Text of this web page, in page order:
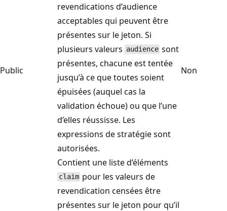
Public
revendications d’audience
acceptables qui peuvent être
présentes sur le jeton. Si
plusieurs valeurs audience sont
présentes, chacune est tentée
jusqu’à ce que toutes soient
épuisées (auquel cas la
validation échoue) ou que l’une
d’elles réussisse. Les
expressions de stratégie sont
autorisées.
Non
Contient une liste d’éléments
claim pour les valeurs de
revendication censées être
présentes sur le jeton pour qu’il